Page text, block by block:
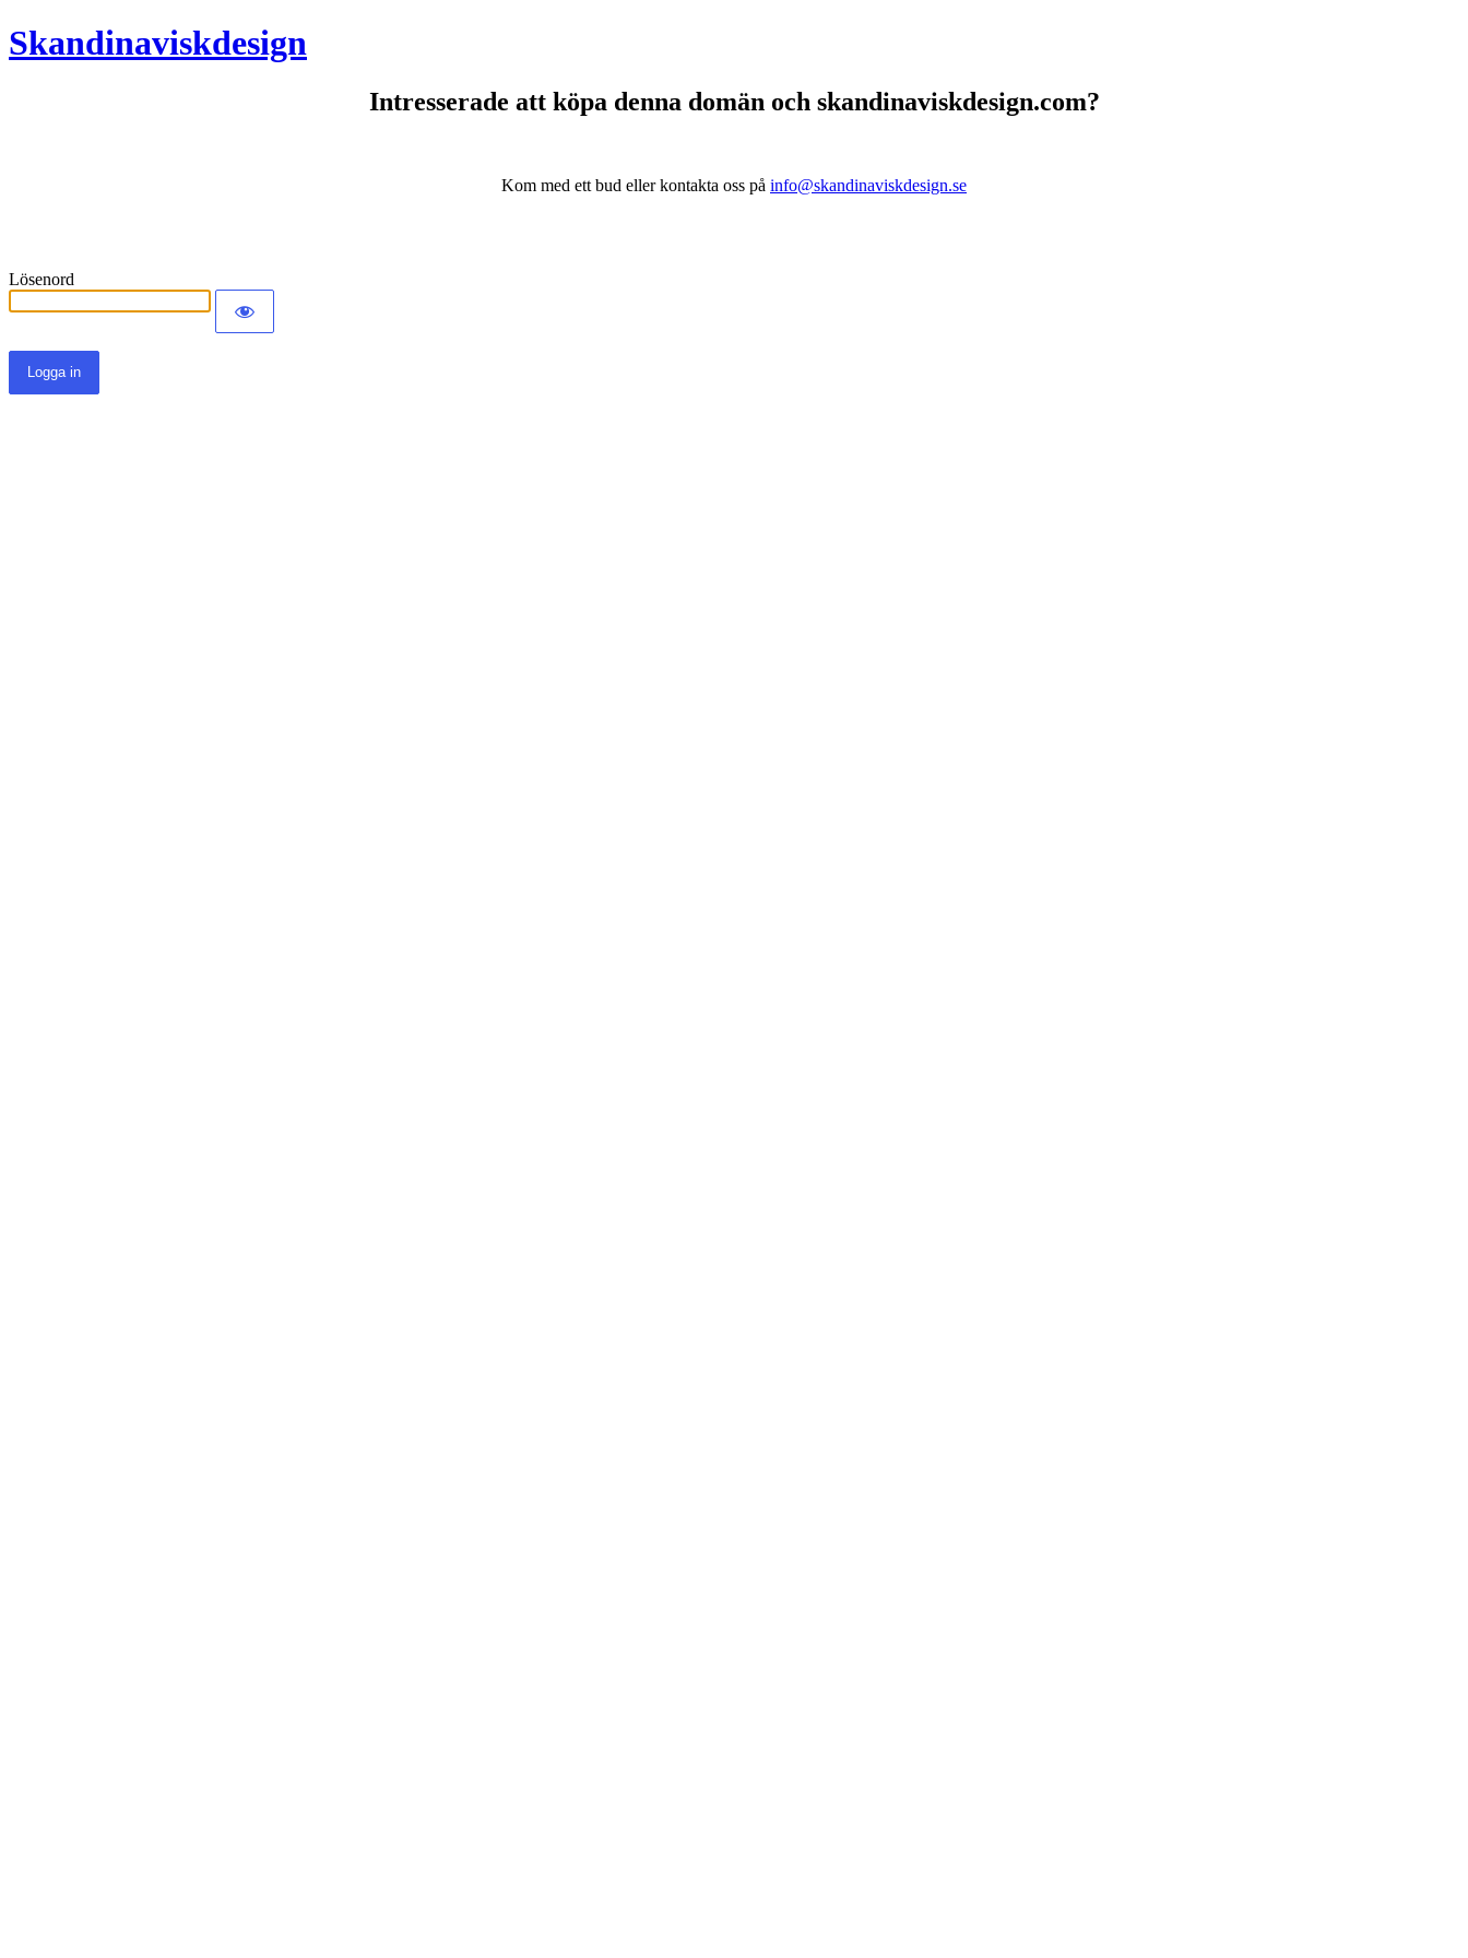
Skandinaviskdesign
Intresserade att köpa denna domän och skandinaviskdesign.com?
Kom med ett bud eller kontakta oss på info@skandinaviskdesign.se
Lösenord